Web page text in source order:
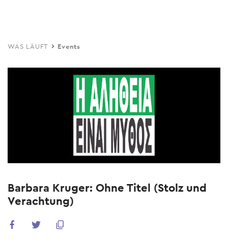
main
WAS LÄUFT Events
Barbara Kruger: Ohne Titel (Stolz und
Verachtung)